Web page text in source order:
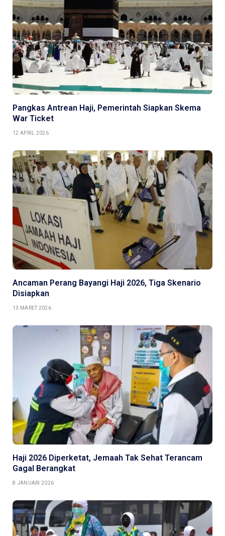
Pangkas Antrean Haji, Pemerintah Siapkan Skema
War Ticket
12 APRIL 2026
Ancaman Perang Bayangi Haji 2026, Tiga Skenario
Disiapkan
13 MARET 2026
Haji 2026 Diperketat, Jemaah Tak Sehat Terancam
Gagal Berangkat
8 JANUARI 2026